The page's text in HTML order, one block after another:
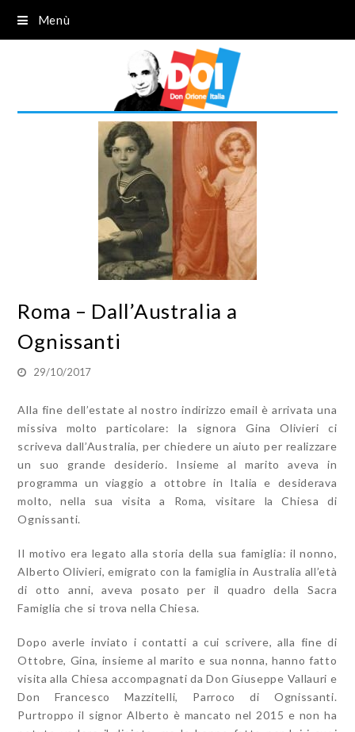
Menù
Roma – Dall’Australia a
Ognissanti
29/10/2017
Alla fine dell’estate al nostro indirizzo email è arrivata una
missiva molto particolare: la signora Gina Olivieri ci
scriveva dall’Australia, per chiedere un aiuto per realizzare
un suo grande desiderio. Insieme al marito aveva in
programma un viaggio a ottobre in Italia e desiderava
molto, nella sua visita a Roma, visitare la Chiesa di
Ognissanti.
Il motivo era legato alla storia della sua famiglia: il nonno,
Alberto Olivieri, emigrato con la famiglia in Australia all’età
di otto anni, aveva posato per il quadro della Sacra
Famiglia che si trova nella Chiesa.
Dopo averle inviato i contatti a cui scrivere, alla fine di
Ottobre, Gina, insieme al marito e sua nonna, hanno fatto
visita alla Chiesa accompagnati da Don Giuseppe Vallauri e
Don Francesco Mazzitelli, Parroco di Ognissanti.
Purtroppo il signor Alberto è mancato nel 2015 e non ha